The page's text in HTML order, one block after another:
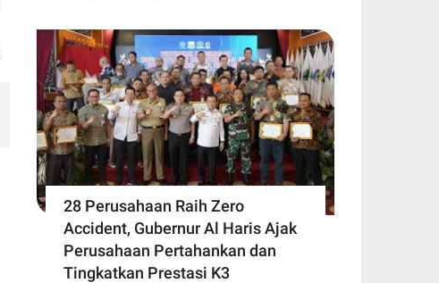
28 Perusahaan Raih Zero
Accident, Gubernur Al Haris Ajak
Perusahaan Pertahankan dan
Tingkatkan Prestasi K3